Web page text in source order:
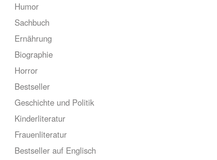
Humor
Sachbuch
Ernährung
Biographie
Horror
Bestseller
Geschichte und Politik
Kinderliteratur
Frauenliteratur
Bestseller auf Englisch